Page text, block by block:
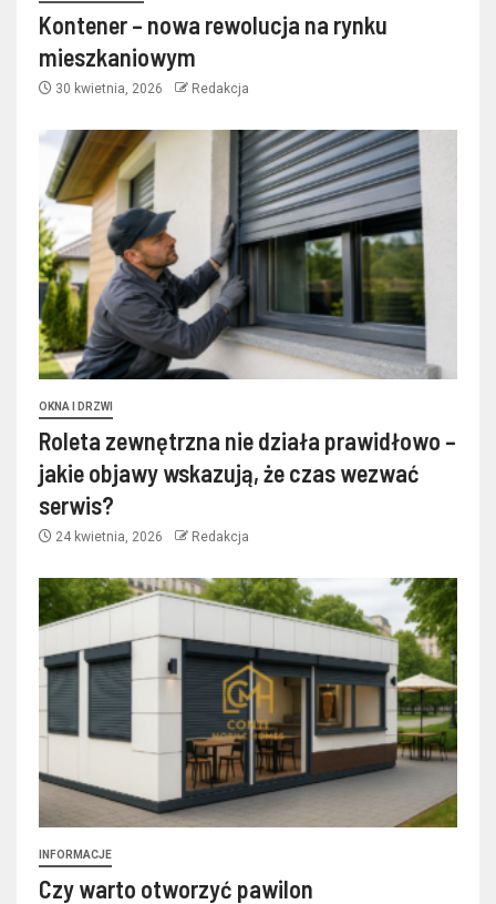
Kontener – nowa rewolucja na rynku
mieszkaniowym
30 kwietnia, 2026 Redakcja
OKNA I DRZWI
Roleta zewnętrzna nie działa prawidłowo –
jakie objawy wskazują, że czas wezwać
serwis?
24 kwietnia, 2026 Redakcja
INFORMACJE
Czy warto otworzyć pawilon